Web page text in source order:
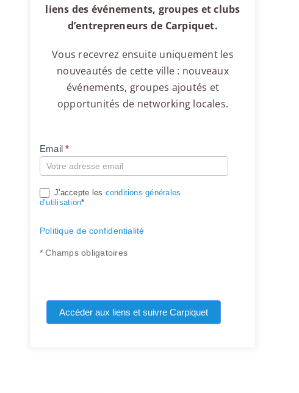
liens des événements, groupes et clubs
d’entrepreneurs de Carpiquet.
Vous recevrez ensuite uniquement les
nouveautés de cette ville : nouveaux
événements, groupes ajoutés et
opportunités de networking locales.
Compte
Email*
J'accepte les conditions générales
d’utilisation*
Politique de confidentialité
* Champs obligatoires
Accéder aux liens et suivre Carpiquet